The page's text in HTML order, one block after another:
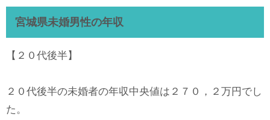
宮城県未婚男性の年収
【２０代後半】
２０代後半の未婚者の年収中央値は２７０，２万円でし
た。